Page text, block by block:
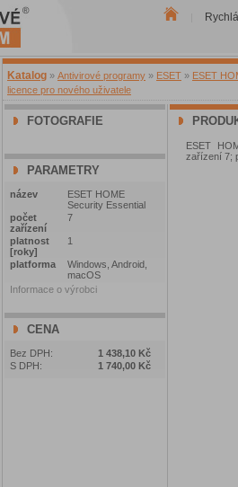
Katalog » Antivirové programy » ESET » ESET
licence pro nového uživatele
FOTOGRAFIE
PARAMETRY
název
ESET HOME
Security Essential
počet
zařízení
7
platnost
[roky]
1
platforma
Windows, Android,
macOS
Informace o výrobci
CENA
Bez DPH:
1 438,10 Kč
S DPH:
1 740,00 Kč
ESET
zařízení 7;